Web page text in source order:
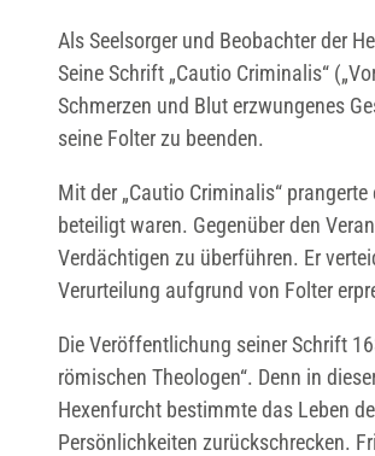
Als Seelsorger und Beobachter der
Seine Schrift „Cautio Criminalis“
Schmerzen und Blut erzwungenes
seine Folter zu beenden.
Mit der „Cautio Criminalis“
beteiligt waren. Gegenüber den
Verdächtigen zu überführen. Er
Verurteilung aufgrund von Folter
Die Veröffentlichung seiner Schrift
römischen Theologen“. Denn in
Hexenfurcht bestimmte das Leben
Persönlichkeiten zurückschrecken.